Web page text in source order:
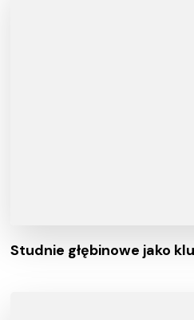
Studnie głębinowe jako